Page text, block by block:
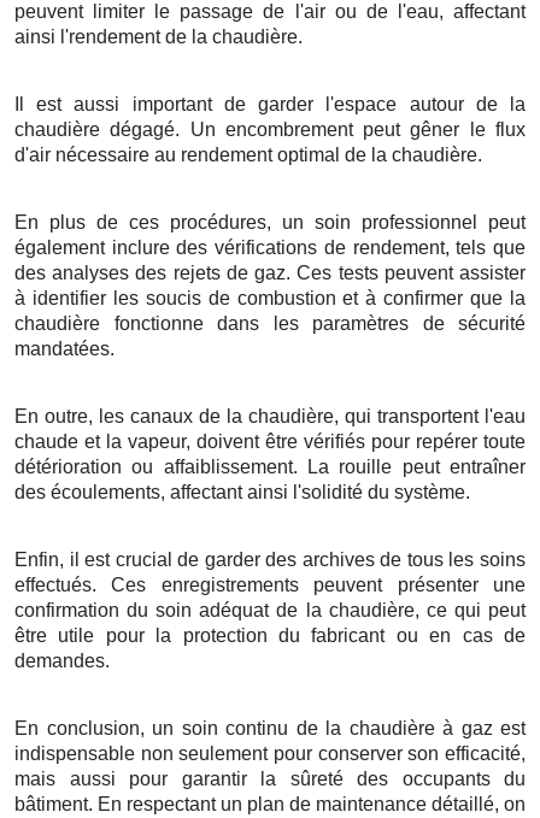
peuvent limiter le passage de l'air ou de l'eau, affectant
ainsi l'rendement de la chaudière.
Il est aussi important de garder l'espace autour de la
chaudière dégagé. Un encombrement peut gêner le flux
d'air nécessaire au rendement optimal de la chaudière.
En plus de ces procédures, un soin professionnel peut
également inclure des vérifications de rendement, tels que
des analyses des rejets de gaz. Ces tests peuvent assister
à identifier les soucis de combustion et à confirmer que la
chaudière fonctionne dans les paramètres de sécurité
mandatées.
En outre, les canaux de la chaudière, qui transportent l'eau
chaude et la vapeur, doivent être vérifiés pour repérer toute
détérioration ou affaiblissement. La rouille peut entraîner
des écoulements, affectant ainsi l'solidité du système.
Enfin, il est crucial de garder des archives de tous les soins
effectués. Ces enregistrements peuvent présenter une
confirmation du soin adéquat de la chaudière, ce qui peut
être utile pour la protection du fabricant ou en cas de
demandes.
En conclusion, un soin continu de la chaudière à gaz est
indispensable non seulement pour conserver son efficacité,
mais aussi pour garantir la sûreté des occupants du
bâtiment. En respectant un plan de maintenance détaillé, on